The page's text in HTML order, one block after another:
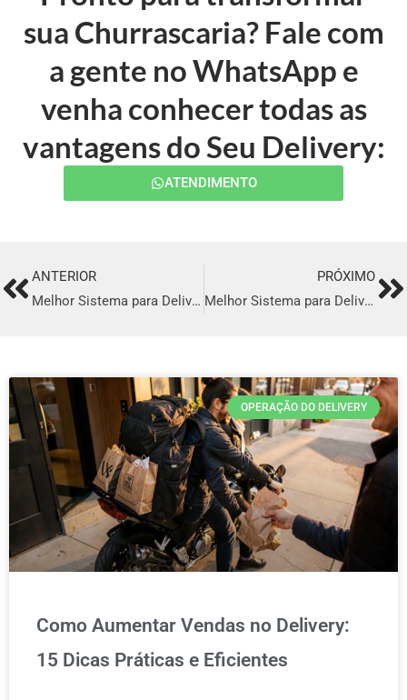
sua Churrascaria? Fale com
a gente no WhatsApp e
venha conhecer todas as
vantagens do Seu Delivery:
ATENDIMENTO
PrevANTERIOR
Melhor Sistema para Delivery em Taquara
PRÓXIMO
Melhor Sistema para Delivery em Cachoeiras de Macacu
OPERAÇÃO DO DELIVERY
Como Aumentar Vendas no Delivery:
15 Dicas Práticas e Eficientes